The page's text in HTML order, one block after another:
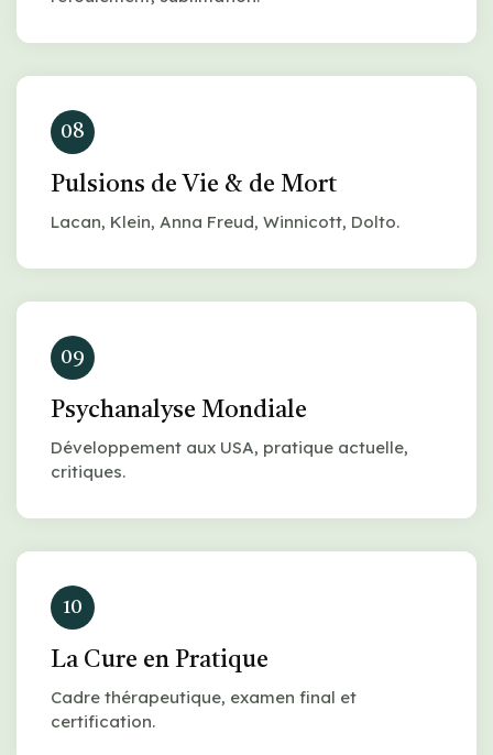
08
Pulsions de Vie & de Mort
Lacan, Klein, Anna Freud, Winnicott, Dolto.
09
Psychanalyse Mondiale
Développement aux USA, pratique actuelle,
critiques.
10
La Cure en Pratique
Cadre thérapeutique, examen final et
certification.